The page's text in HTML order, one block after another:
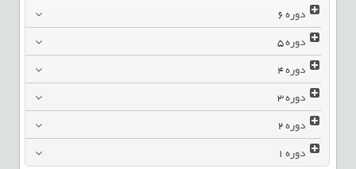
دوره6
دوره5
دوره4
دوره3
دوره2
دوره1